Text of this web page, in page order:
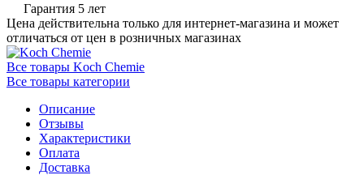
Гарантия 5 лет
Цена действительна только для интернет-магазина и может
отличаться от цен в розничных магазинах
Все товары Koch Chemie
Все товары категории
Описание
Отзывы
Характеристики
Оплата
Доставка